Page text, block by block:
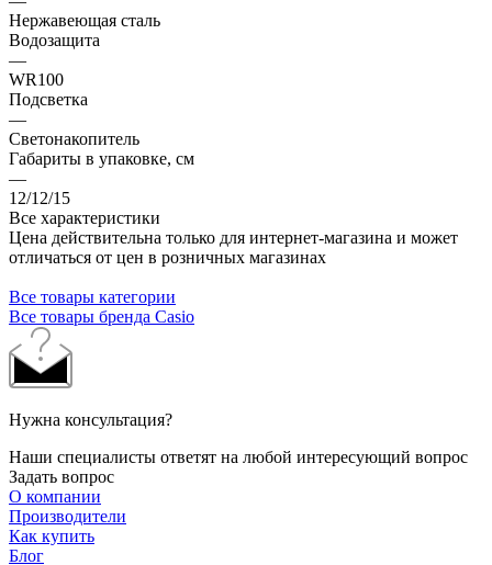
Нержавеющая сталь
Водозащита
—
WR100
Подсветка
—
Светонакопитель
Габариты в упаковке, см
—
12/12/15
Все характеристики
Цена действительна только для интернет-магазина и может
отличаться от цен в розничных магазинах
Все товары категории
Все товары бренда Casio
Нужна консультация?
Наши специалисты ответят на любой интересующий вопрос
Задать вопрос
О компании
Производители
Как купить
Блог